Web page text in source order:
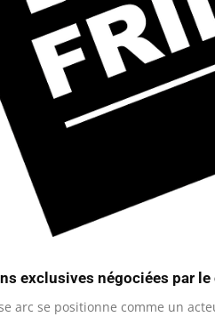
exclusives négociées par le
arc se positionne comme un